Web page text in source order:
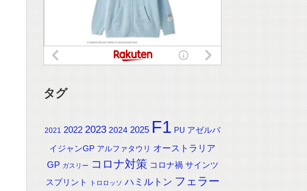
タグ
2021 2022 2023 2024 2025 F1 PU アゼルバ
イジャンGP アルファタウリ オーストラリア
GP ガスリー コロナ対策 コロナ禍 サインツ
スプリント
トロロッソ ハミルトン フェラー